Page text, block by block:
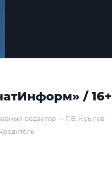
/ 16+
редактор — Г. В. Крылов